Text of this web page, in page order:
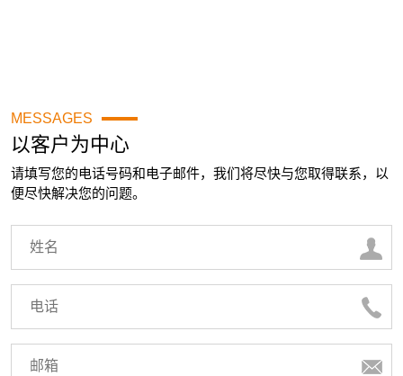
MESSAGES
以客户为中心
请填写您的电话号码和电子邮件，我们将尽快与您取得联系，以
便尽快解决您的问题。